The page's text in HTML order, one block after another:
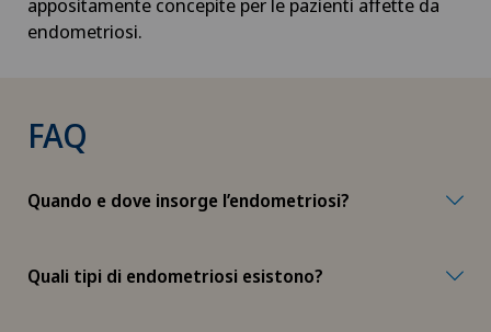
IVS-3
endometriosi.
FAQ
Quando e dove insorge l’endometriosi?
Quali tipi di endometriosi esistono?